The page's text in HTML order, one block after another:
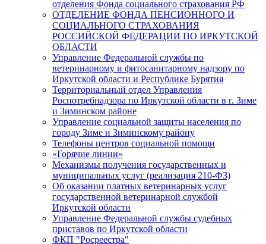
отделения Фонда социального страхования РФ
ОТДЕЛЕНИЕ ФОНДА ПЕНСИОННОГО И
СОЦИАЛЬНОГО СТРАХОВАНИЯ
РОССИЙСКОЙ ФЕДЕРАЦИИ ПО ИРКУТСКОЙ
ОБЛАСТИ
Управление Федеральной службы по
ветеринарному и фитосанитарному надзору по
Иркутской области и Республике Бурятия
Территориальный отдел Управления
Роспотребнадзора по Иркутской области в г. Зиме
и Зиминском районе
Управление социальной защиты населения по
городу Зиме и Зиминскому району
Телефоны центров социальной помощи
«Горячие линии»
Механизмы получения государственных и
муниципальных услуг (реализация 210-ФЗ)
Об оказании платных ветеринарных услуг
государственной ветеринарной службой
Иркутской области
Управление Федеральной службы судебных
приставов по Иркутской области
ФКП "Росреестра"